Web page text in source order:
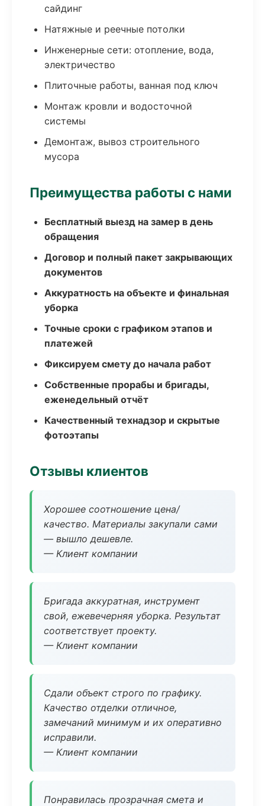
сайдинг
Натяжные и реечные потолки
Инженерные сети: отопление, вода,
электричество
Плиточные работы, ванная под ключ
Монтаж кровли и водосточной
системы
Демонтаж, вывоз строительного
мусора
Преимущества работы с нами
Бесплатный выезд на замер в день
обращения
Договор и полный пакет закрывающих
документов
Аккуратность на объекте и финальная
уборка
Точные сроки с графиком этапов и
платежей
Фиксируем смету до начала работ
Собственные прорабы и бригады,
еженедельный отчёт
Качественный технадзор и скрытые
фотоэтапы
Отзывы клиентов
Хорошее соотношение цена/
качество. Материалы закупали сами
— вышло дешевле.
— Клиент компании
Бригада аккуратная, инструмент
свой, ежевечерняя уборка. Результат
соответствует проекту.
— Клиент компании
Сдали объект строго по графику.
Качество отделки отличное,
замечаний минимум и их оперативно
исправили.
— Клиент компании
Понравилась прозрачная смета и